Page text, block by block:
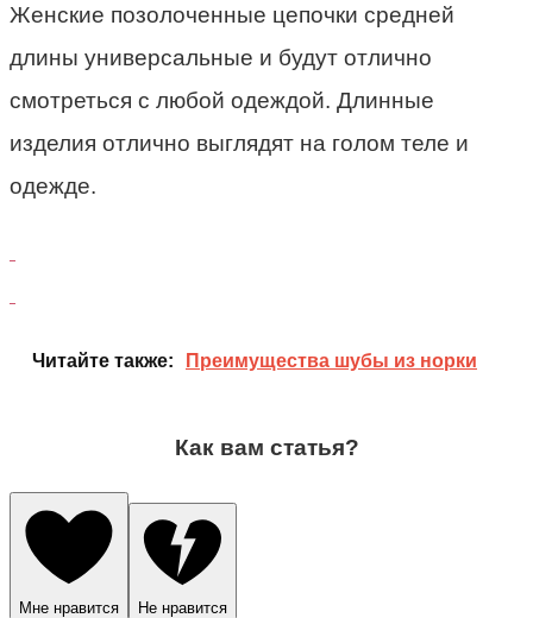
Женские позолоченные цепочки средней
длины универсальные и будут отлично
смотреться с любой одеждой. Длинные
изделия отлично выглядят на голом теле и
одежде.
Читайте также: Преимущества шубы из норки
Как вам статья?
Мне нравится Не нравится